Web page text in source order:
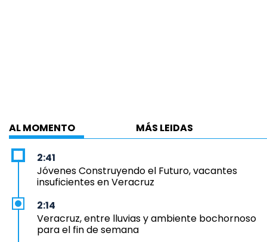
AL MOMENTO MÁS LEIDAS
2:41
Jóvenes Construyendo el Futuro, vacantes
insuficientes en Veracruz
2:14
Veracruz, entre lluvias y ambiente bochornoso
para el fin de semana